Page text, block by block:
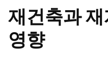
재건축과
영향